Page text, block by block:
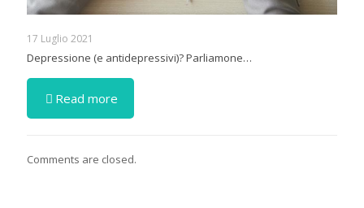
17 Luglio 2021
Depressione (e antidepressivi)? Parliamone…
Read more
Comments are closed.